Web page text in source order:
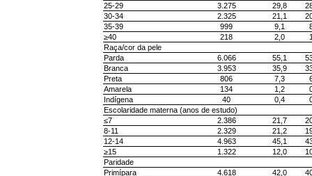
25-29
3.275 29,8
30-34
2.325 21,1
35-39
999 9,1
≥40
218 2,0
Raça/cor da pele
Parda
6.066 55,1
Branca
3.953 35,9
Preta
806 7,3
Amarela
134 1,2
Indígena
40 0,4
Escolaridade materna (anos de estudo)
≤7
2.386 21,7
8-11
2.329 21,2
12-14
4.963 45,1
≥15
1.322 12,0
Paridade
Primípara
4.618 42,0